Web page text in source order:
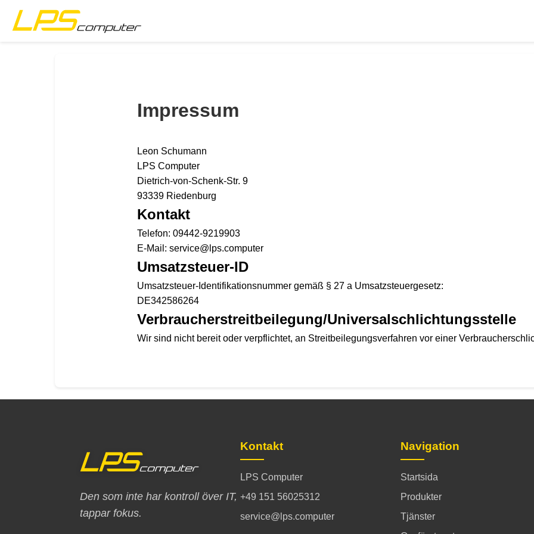
Impressum
Leon Schumann
LPS Computer
Dietrich-von-Schenk-Str. 9
93339 Riedenburg
Kontakt
Telefon: 09442-9219903
E-Mail: service@lps.computer
Umsatzsteuer-ID
Umsatzsteuer-Identifikationsnummer gemäß § 27 a Umsatzsteuergesetz:
DE342586264
Verbraucher­streit­beilegung/Universal­schlichtungs­stelle
Wir sind nicht bereit oder verpflichtet, an Streitbeilegungsverfahren vor einer
Den som inte har kontroll över IT,
tappar fokus.
Kontakt
LPS Computer
+49 151 56025312
service@lps.computer
Navigation
Startsida
Produkter
Tjänster